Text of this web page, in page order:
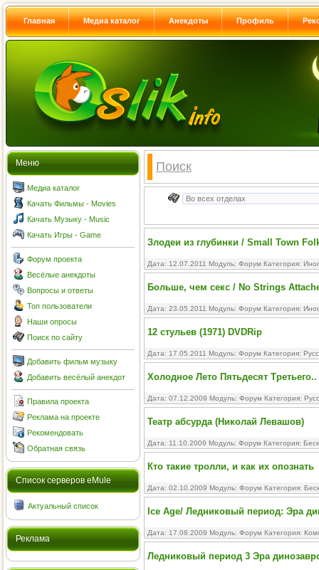
Главная Медиа каталог Анекдоты Профиль
Меню
Медиа каталог
Качать Фильмы - Movies
Качать Музыку - Music
Качать Игры - Game
Форум проекта
Весёлые анекдоты
Вопросы и ответы
Топ пользователи
Наши опросы
Поиск по сайту
Добавить фильм музыку
Добавить весёлый анекдот
Правила проекта
Реклама на проекте
Рекомендовать
Обратная связь
Cписок серверов eMule
Актуальный список
Реклама
Поиск
Злодеи из глубинки / Small Town
Дата: 12.07.2011 Модуль: Форум Категория:
Больше, чем секс / No Strings
Дата: 23.05.2011 Модуль: Форум Категория:
12 стульев (1971) DVDRip
Дата: 17.05.2011 Модуль: Форум Категория:
Холодное Лето Пятьдесят Третьего..
Дата: 07.12.2009 Модуль: Форум Категория:
Театр абсурда (Николай Левашов)
Дата: 11.10.2009 Модуль: Форум Категория:
Кто такие тролли, и как их опознать
Дата: 02.10.2009 Модуль: Форум Категория:
Ice Age/ Ледниковый период: Эра
Дата: 17.08.2009 Модуль: Форум Категория:
Ледниковый период 3 Эра